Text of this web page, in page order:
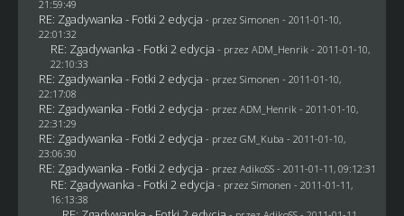
21:59:49
RE: Zgadywanka - Fotki 2 edycja - przez Simonen - 2011-01-10,
22:01:32
RE: Zgadywanka - Fotki 2 edycja - przez ADM_Henrik - 2011-01-10,
22:10:33
RE: Zgadywanka - Fotki 2 edycja - przez Simonen - 2011-01-10,
22:17:08
RE: Zgadywanka - Fotki 2 edycja - przez ADM_Henrik - 2011-01-10,
22:31:29
RE: Zgadywanka - Fotki 2 edycja - przez GM_Kuba - 2011-01-10,
23:06:30
RE: Zgadywanka - Fotki 2 edycja - przez AdikoSS - 2011-01-11, 09:12:31
RE: Zgadywanka - Fotki 2 edycja - przez Simonen - 2011-01-11,
16:13:38